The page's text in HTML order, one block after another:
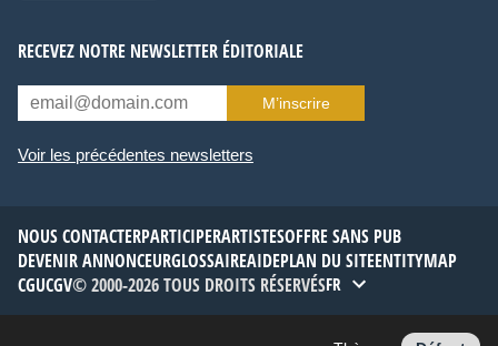
RECEVEZ NOTRE NEWSLETTER ÉDITORIALE
M’inscrire
Voir les précédentes newsletters
NOUS CONTACTERPARTICIPERARTISTESOFFRE SANS PUB
DEVENIR ANNONCEURGLOSSAIREAIDEPLAN DU SITEENTITYMAP
CGUCGV© 2000-2026 TOUS DROITS RÉSERVÉSFR